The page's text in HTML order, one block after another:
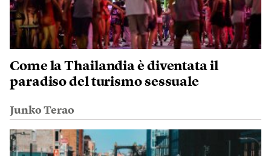
Come la Thailandia è diventata il
paradiso del turismo sessuale
Junko Terao